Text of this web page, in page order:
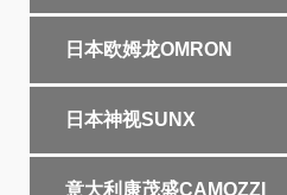
日本欧姆龙OMRON
日本神视SUNX
意大利康茂盛CAMOZZI